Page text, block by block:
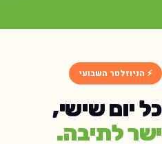
⚡ הניוזלטר השבועי
יום שישי,
לתיבה.